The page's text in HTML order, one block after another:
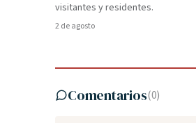
visitantes y residentes.
2 de agosto
Comentarios(0)